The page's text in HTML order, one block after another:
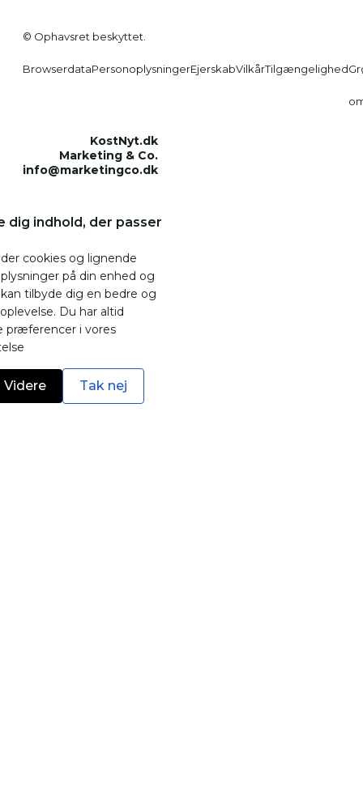
© Ophavsret beskyttet.
BrowserdataPersonoplysningerEjerskabVilkårTilgængelighed
KostNyt.dk
Marketing & Co.
info@marketingco.dk
dig indhold, der passer
cookies og lignende
på din enhed og
tilbyde dig en bedre og
Du har altid
præferencer i vores
Tak nej
Videre